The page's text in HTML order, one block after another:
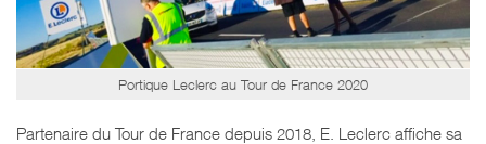
Portique Leclerc au Tour de France 2020
Partenaire du Tour de France depuis 2018, E. Leclerc affiche sa